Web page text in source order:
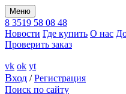
Меню
8 3519 58 08 48
Новости Где купить О нас
Проверить заказ
vk ok yt
Вход /Регистрация
Поиск по сайту